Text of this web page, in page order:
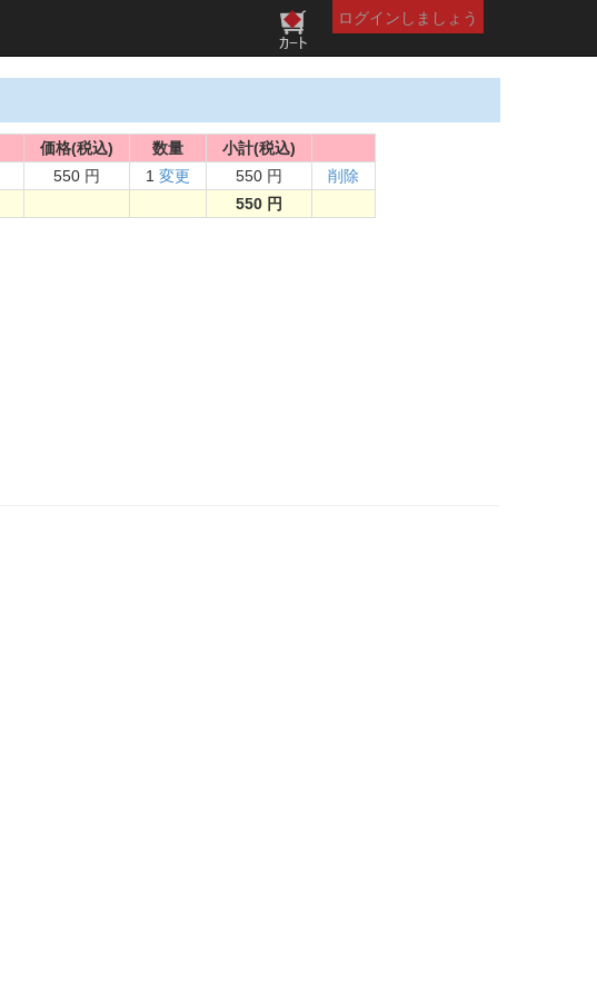
ログインしましょう
価格(税込) 数量
小計(税込)
550 円 1 変更 550 円
削除
550 円